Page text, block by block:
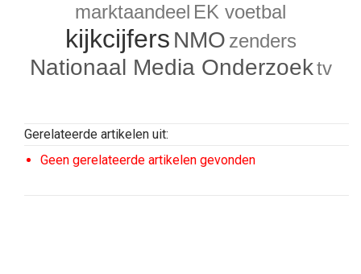
marktaandeel EK voetbal
kijkcijfers NMO zenders
Nationaal Media Onderzoektv
Gerelateerde artikelen uit:
Geen gerelateerde artikelen gevonden